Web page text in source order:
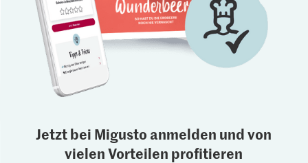
Jetzt bei Migusto anmelden und von
vielen Vorteilen profitieren